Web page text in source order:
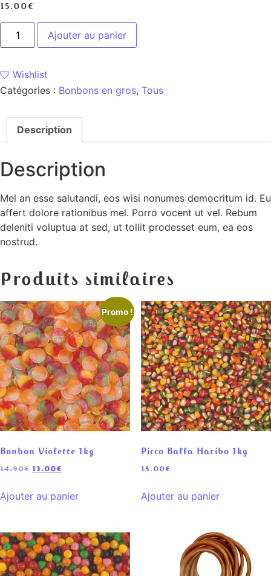
15.00€
Ajouter au panier
Wishlist
Catégories : Bonbons en gros, Tous
Description
Description
Mel an esse salutandi, eos wisi nonumes democritum id. Eu
affert dolore rationibus mel. Porro vocent ut vel. Rebum
deleniti voluptua at sed, ut tollit prodesset eum, ea eos
nostrud.
Produits similaires
Promo !
Bonbon Violette 1kg
14.90€ 13.00€
Ajouter au panier
Picco Balla Haribo 1kg
15.00€
Ajouter au panier